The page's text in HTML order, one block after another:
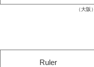
（大阪）
Ruler